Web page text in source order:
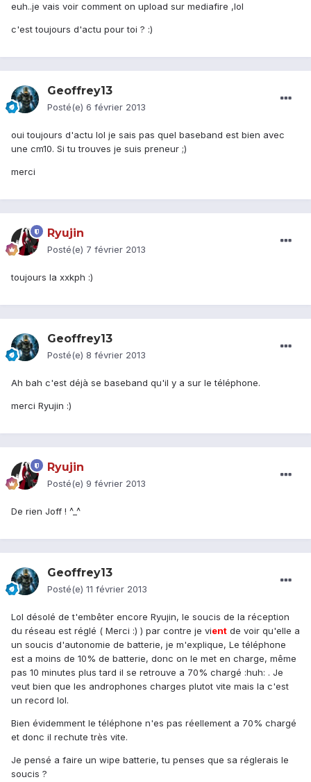
euh..je vais voir comment on upload sur mediafire ,lol
c'est toujours d'actu pour toi ? :)
Geoffrey13
Posté(e) 6 février 2013
oui toujours d'actu lol je sais pas quel baseband est bien avec
une cm10. Si tu trouves je suis preneur ;)
merci
Ryujin
Posté(e) 7 février 2013
toujours la xxkph :)
Geoffrey13
Posté(e) 8 février 2013
Ah bah c'est déjà se baseband qu'il y a sur le téléphone.
merci Ryujin :)
Ryujin
Posté(e) 9 février 2013
De rien Joff ! ^_^
Geoffrey13
Posté(e) 11 février 2013
Lol désolé de t'embêter encore Ryujin, le soucis de la réception
du réseau est réglé ( Merci :) ) par contre je vient de voir qu'elle a
un soucis d'autonomie de batterie, je m'explique, Le téléphone
est a moins de 10% de batterie, donc on le met en charge, même
pas 10 minutes plus tard il se retrouve a 70% chargé :huh: . Je
veut bien que les androphones charges plutot vite mais la c'est
un record lol.
Bien évidemment le téléphone n'es pas réellement a 70% chargé
et donc il rechute très vite.
Je pensé a faire un wipe batterie, tu penses que sa réglerais le
soucis ?